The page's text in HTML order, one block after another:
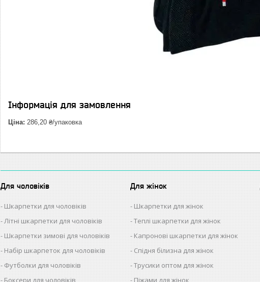
Інформація для замовлення
Ціна: 286,20 ₴/упаковка
Для чоловіків
Шкарпетки для чоловіків
Літні шкарпетки для чоловіків
Шкарпетки зимові для чоловіків
Набір шкарпеток для чоловіків
Футболки для чоловіків
Боксери для чоловіків
Для жінок
Шкарпетки для жінок
Теплі шкарпетки для жінок
Капронові шкарпетки для жінок
Спідня білизна для жінок
Трусики оптом для жінок
Піжами для жінок